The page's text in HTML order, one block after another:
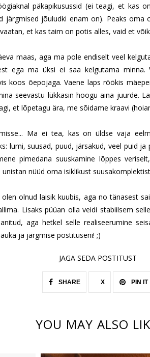
päkapikusussid (ei teagi, et kas
järgmised jõuludki enam on). Peaks
et kas taim on potis alles, vaid et
maas, aga ma pole endiselt veel
ega ma üksi ei saa kelgutama minna.
koos õepojaga. Vaene laps röökis
seevastu lükkasin hoogu aina juurde.
et lõpetagu ära, me sõidame kraavi
Ma ei tea, kas on üldse vaja
lumi, suusad, puud, järsakud, veel puid
pimedana suuskamine lõppes
nüüd oma isiklikust
olnud laisik kuubis, aga no tänasest
Lisaks püüan olla veidi stabiilsem
aga hetkel selle realiseerumine
ja järgmise postituseni! ;)
JAGA SEDA POSTITUST
SHARE X PIN IT
YOU MAY ALSO